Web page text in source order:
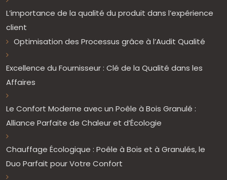
L’importance de la qualité du produit dans l’expérience
client
Optimisation des Processus grâce à l’Audit Qualité
Excellence du Fournisseur : Clé de la Qualité dans les
Affaires
Le Confort Moderne avec un Poêle à Bois Granulé :
Alliance Parfaite de Chaleur et d’Écologie
Chauffage Écologique : Poêle à Bois et à Granulés, le
Duo Parfait pour Votre Confort